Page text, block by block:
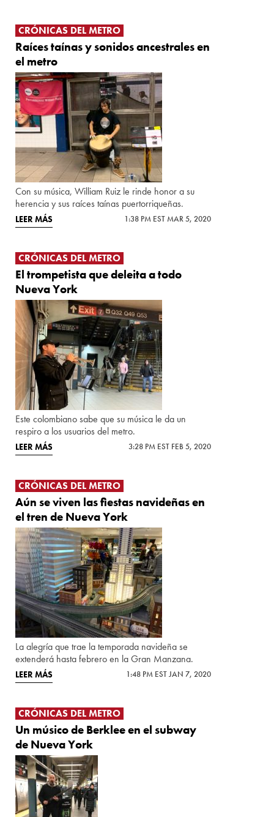
CRÓNICAS DEL METRO
Raíces taínas y sonidos ancestrales en
el metro
Con su música, William Ruiz le rinde honor a su
herencia y sus raíces taínas puertorriqueñas.
LEER MÁS 1:38 PM EST MAR 5, 2020
CRÓNICAS DEL METRO
El trompetista que deleita a todo
Nueva York
Este colombiano sabe que su música le da un
respiro a los usuarios del metro.
LEER MÁS 3:28 PM EST FEB 5, 2020
CRÓNICAS DEL METRO
Aún se viven las fiestas navideñas en
el tren de Nueva York
La alegría que trae la temporada navideña se
extenderá hasta febrero en la Gran Manzana.
LEER MÁS 1:48 PM EST JAN 7, 2020
CRÓNICAS DEL METRO
Un músico de Berklee en el subway
de Nueva York